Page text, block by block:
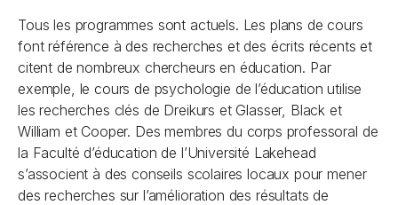
Tous les programmes sont actuels. Les plans de cours
font référence à des recherches et des écrits récents et
citent de nombreux chercheurs en éducation. Par
exemple, le cours de psychologie de l’éducation utilise
les recherches clés de Dreikurs et Glasser, Black et
William et Cooper. Des membres du corps professoral de
la Faculté d’éducation de l’Université Lakehead
s’associent à des conseils scolaires locaux pour mener
des recherches sur l’amélioration des résultats de